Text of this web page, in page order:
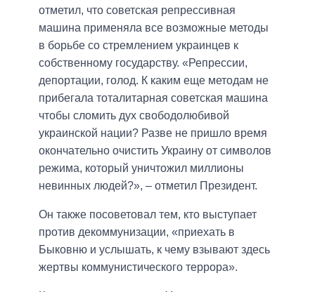
отметил, что советская репрессивная
машина применяла все возможные методы
в борьбе со стремлением украинцев к
собственному государству. «Репрессии,
депортации, голод. К каким еще методам не
прибегала тоталитарная советская машина
чтобы сломить дух свободолюбивой
украинской нации? Разве не пришло время
окончательно очистить Украину от символов
режима, который уничтожил миллионы
невинных людей?», – отметил Президент.
Он также посоветовал тем, кто выступает
против декоммунизации, «приехать в
Быковню и услышать, к чему взывают здесь
жертвы коммунистического террора».